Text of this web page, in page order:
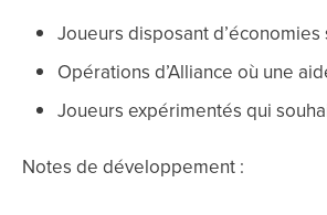
Joueurs disposant d’économies
Opérations d’Alliance où une
Joueurs expérimentés qui
Notes de développement :